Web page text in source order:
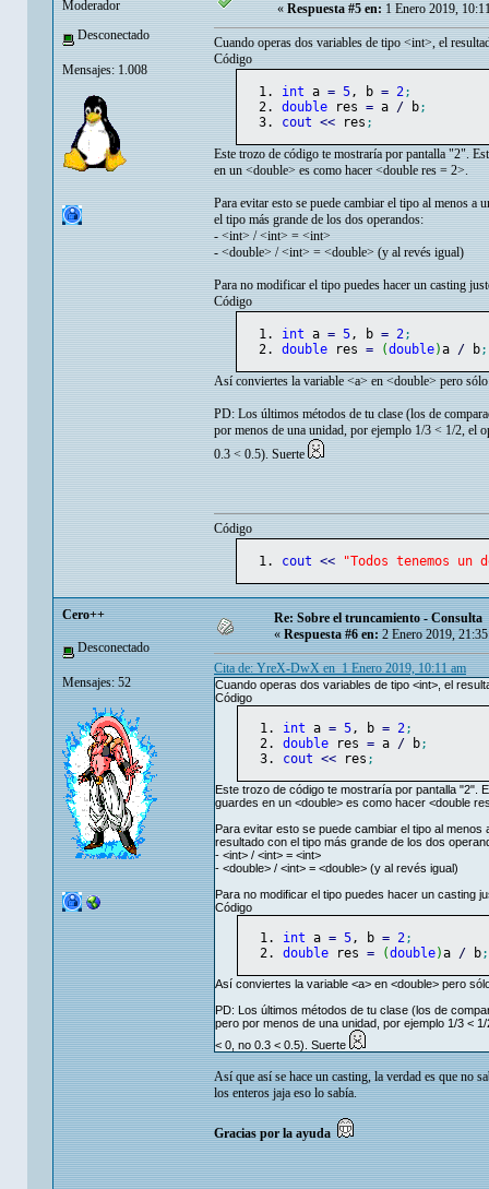
Moderador
Desconectado
Mensajes: 1.008
« Respuesta #5 en: 1 Enero 2019,
Cuando operas dos variables de tipo <int>, el
Código
int a = 5, b = 2;
double res = a / b;
cout << res ;
Este trozo de código te mostraría por pantalla "2".
en un <double> es como hacer <double res = 2>.
Para evitar esto se puede cambiar el tipo al menos a
el tipo más grande de los dos operandos:
- <int> / <int> = <int>
- <double> / <int> = <double> (y al revés igual)
Para no modificar el tipo puedes hacer un casting
Código
int a = 5, b = 2;
double res = (double)a / b;
Así conviertes la variable <a> en <double> pero
PD: Los últimos métodos de tu clase (los de
por menos de una unidad, por ejemplo 1/3 < 1/2, el
0.3 < 0.5). Suerte
Código
cout << "Todos tenemos
Cero++
Desconectado
Mensajes: 52
Re: Sobre el truncamiento - Consulta
«Respuesta #6 en:2 Enero 2019,
Cita de: YreX-DwX en 1 Enero 2019, 10:11 am
Cuando operas dos variables de tipo <int>, el
Código
int a = 5, b = 2;
double res = a / b;
cout << res ;
Este trozo de código te mostraría por pantalla "2".
guardes en un <double> es como hacer <double
Para evitar esto se puede cambiar el tipo al
resultado con el tipo más grande de los dos
- <int> / <int> = <int>
- <double> / <int> = <double> (y al revés igual)
Para no modificar el tipo puedes hacer un casting
Código
int a = 5, b = 2;
double res = (double)a / b;
Así conviertes la variable <a> en <double> pero
PD: Los últimos métodos de tu clase (los de
pero por menos de una unidad, por ejemplo 1/3 <
< 0, no 0.3 < 0.5). Suerte
Así que así se hace un casting, la verdad es que no
los enteros jaja eso lo sabía.
Gracias por la ayuda